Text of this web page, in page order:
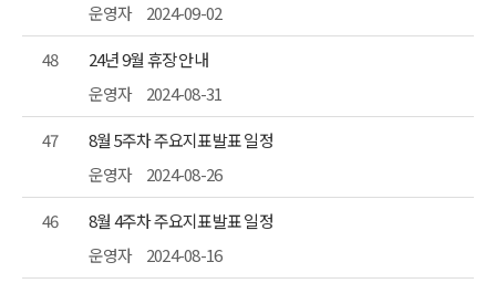
운영자
2024-09-02
48
24년 9월 휴장 안내
운영자
2024-08-31
47
8월 5주차 주요지표발표 일정
운영자
2024-08-26
46
8월 4주차 주요지표발표 일정
운영자
2024-08-16